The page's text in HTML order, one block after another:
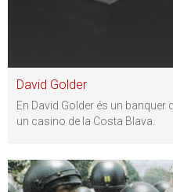
David Golder
En David Golder és un
un casino de la Costa Blava.